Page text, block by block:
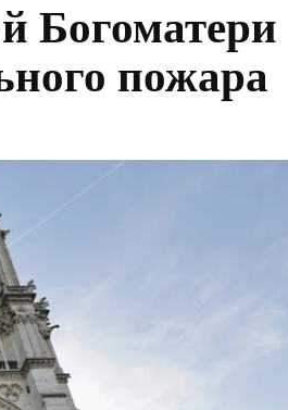
Богоматери
пожара